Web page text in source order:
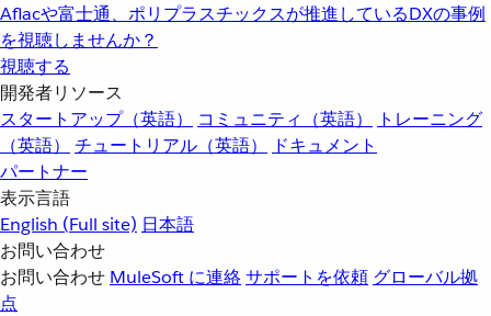
Aflacや富士通、ポリプラスチックスが推進しているDXの事例
を視聴しませんか？
視聴する
開発者リソース
スタートアップ（英語）
コミュニティ（英語）
トレーニング
（英語）
チュートリアル（英語）
ドキュメント
パートナー
表示言語
English (Full site) 日本語
お問い合わせ
お問い合わせ MuleSoft に連絡サポートを依頼 グローバル拠
点